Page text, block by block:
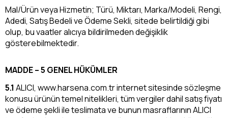
Mal/Ürün veya Hizmetin; Türü, Miktarı, Marka/Modeli, Rengi,
Adedi, Satış Bedeli ve Ödeme Sekli, sitede belirtildiği gibi
olup, bu vaatler alıcıya bildirilmeden değişiklik
gösterebilmektedir.
MADDE – 5 GENEL HÜKÜMLER
5.1 ALICI, www.harsena.com.tr internet sitesinde sözleşme
konusu ürünün temel nitelikleri, tüm vergiler dahil satış fiyatı
ve ödeme şekli ile teslimata ve bunun masraflarının ALICI